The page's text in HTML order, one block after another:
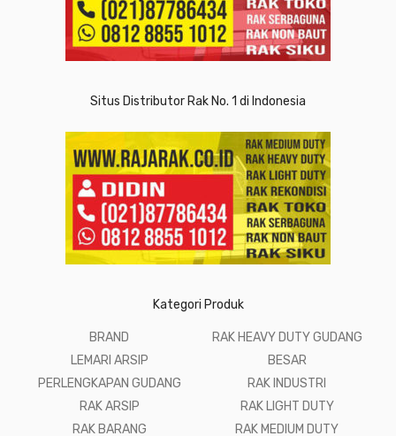
Situs Distributor Rak No. 1 di Indonesia
Kategori Produk
BRAND
LEMARI ARSIP
PERLENGKAPAN GUDANG
RAK ARSIP
RAK BARANG
RAK HEAVY DUTY GUDANG
BESAR
RAK INDUSTRI
RAK LIGHT DUTY
RAK MEDIUM DUTY